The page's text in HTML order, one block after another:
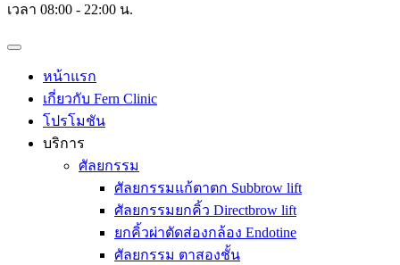
เวลา 08:00 - 22:00 น.
หน้าแรก
เกี่ยวกับ Fern Clinic
โปรโมชัน
บริการ
ศัลยกรรม
ศัลยกรรมแก้ตาตก Subbrow lift
ศัลยกรรมยกคิ้ว Directbrow lift
ยกคิ้วผ่าตัดส่องกล้อง Endotine
ศัลยกรรม ตาสองชั้น